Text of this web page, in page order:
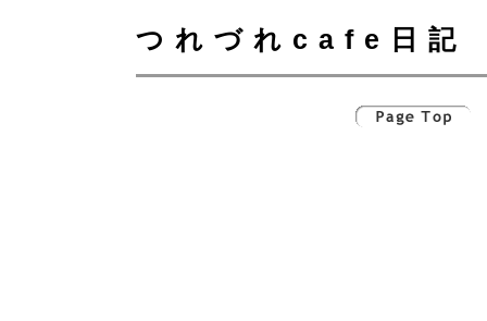
つれづれcafe日記